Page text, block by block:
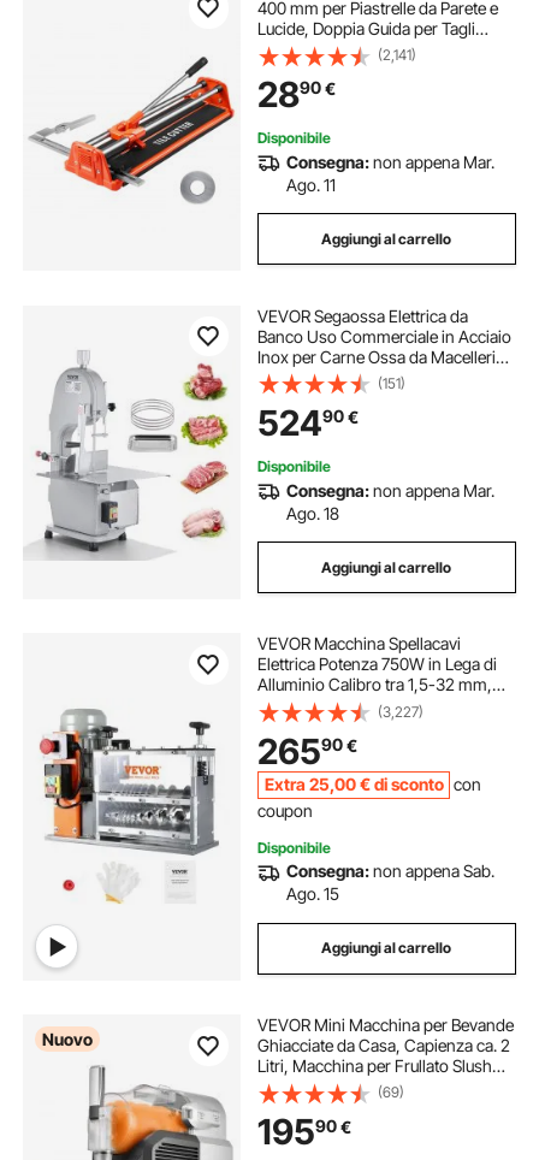
400 mm per Piastrelle da Parete e
Lucide, Doppia Guida per Tagli
Precisi, Mola in Carburo di
Tungsteno, Impugnatura, Asta di
Pressione Antiscivolo
(2,141)
2890€
Disponibile
Consegna:non appena Mar.
Ago. 11
Aggiungi al carrello
VEVOR Segaossa Elettrica da
Banco Uso Commerciale in Acciaio
Inox per Carne Ossa da Macellerie
1500W Produttività max. 300kg/ora,
Macchina Segaossa Elettrica
Spessore di Taglio 4-200mm
Altezza 250mm
(151)
52490€
Disponibile
Consegna:non appena Mar.
Ago. 18
Aggiungi al carrello
VEVOR Macchina Spellacavi
Elettrica Potenza 750W in Lega di
Alluminio Calibro tra 1,5-32 mm,
Macchinetta Spellafili Elettrica per
Cablaggio Cavi Elettrici 48 x 30 x
38cm, Macchina Elettrica Spellacavi
(3,227)
26590€
Extra 25,00 €di sconto con
coupon
Disponibile
Consegna:non appena Sab.
Ago. 15
Aggiungi al carrello
Nuovo
VEVOR Mini Macchina per Bevande
Ghiacciate da Casa, Capienza ca. 2
Litri, Macchina per Frullato Slush
Senza Ghiaccio con Funzione
Autopulizia, Bevande Fredde, 6
Programmi Preimpostati, Uso
Domestico
(69)
19590€